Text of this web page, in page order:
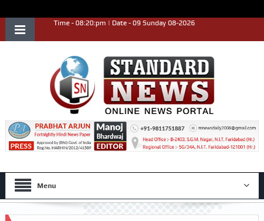
Time - 08:20:pm | Date - 09 Sunday 08-2026
Menu